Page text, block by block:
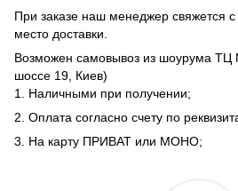
При заказе наш менеджер свяжется
место доставки.
Возможен самовывоз из шоурума ТЦ
шоссе 19, Киев)
1. Наличными при получении;
2. Оплата согласно счету по
3. На карту ПРИВАТ или МОНО;